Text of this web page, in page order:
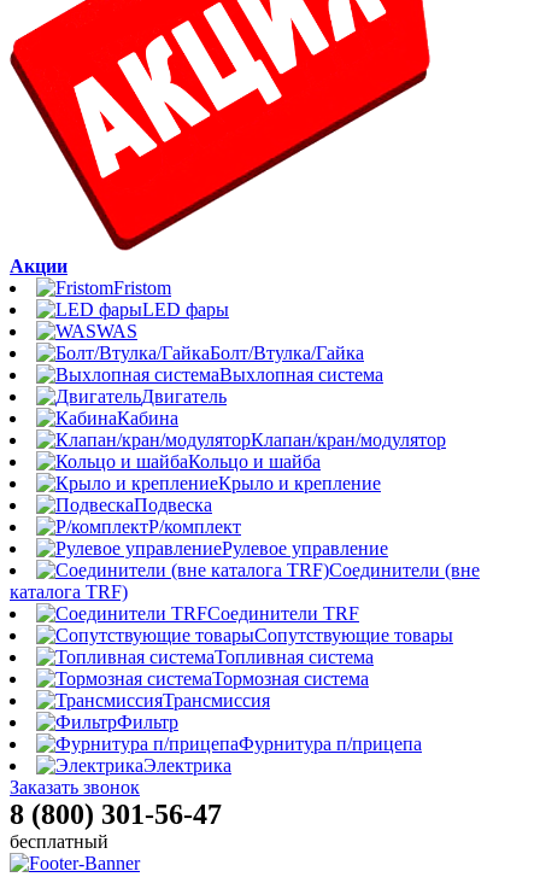
Акции
Fristom
LED фары
WAS
Болт/Втулка/Гайка
Выхлопная система
Двигатель
Кабина
Клапан/кран/модулятор
Кольцо и шайба
Крыло и крепление
Подвеска
Р/комплект
Рулевое управление
Соединители (вне
каталога TRF)
Соединители TRF
Сопутствующие товары
Топливная система
Тормозная система
Трансмиссия
Фильтр
Фурнитура п/прицепа
Электрика
Заказать звонок
8 (800) 301-56-47
бесплатный